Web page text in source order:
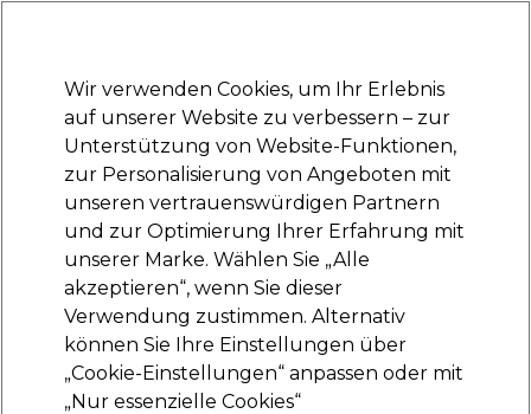
Anmelden
Marken Deals Haare Elektrogeräte Saloneinrichtung
Lieferung und Lieferzeiten
– mehr erfahren
Ardell Pre-Mapped Extensions Wispy
0
19,99 €
Wir verwenden Cookies, um Ihr Erlebnis
auf unserer Website zu verbessern – zur
Unterstützung von Website-Funktionen,
zur Personalisierung von Angeboten mit
unseren vertrauenswürdigen Partnern
und zur Optimierung Ihrer Erfahrung mit
unserer Marke. Wählen Sie „Alle
akzeptieren“, wenn Sie dieser
Verwendung zustimmen. Alternativ
können Sie Ihre Einstellungen über
„Cookie-Einstellungen“ anpassen oder mit
„Nur essenzielle Cookies“